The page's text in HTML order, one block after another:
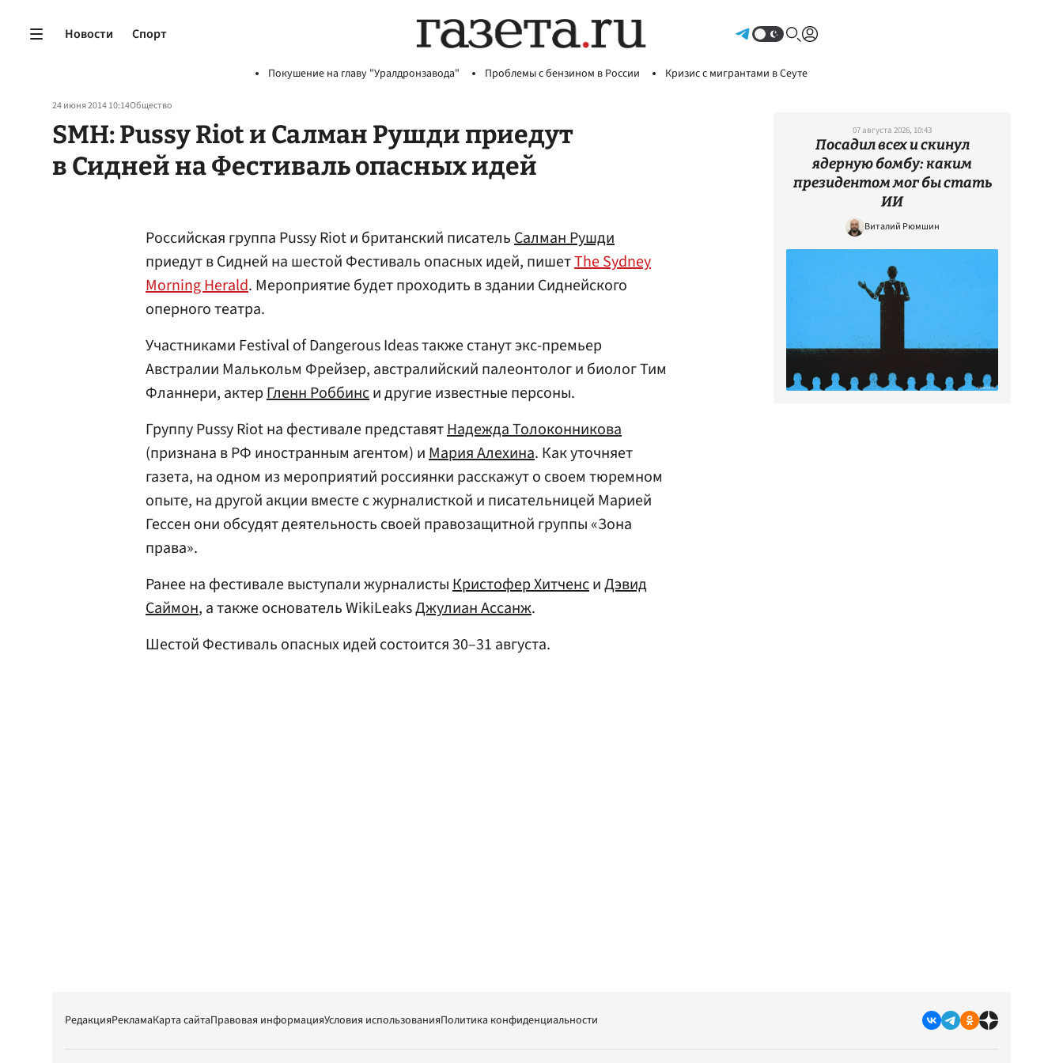
Новости Спорт
Покушение на главу "Уралдронзавода" Проблемы с бензином в России Кризис с мигрантами в Сеуте
24 июня 2014 10:14Общество
SMH: Pussy Riot и Салман Рушди приедут
в Сидней на Фестиваль опасных идей
Российская группа Pussy Riot и британский писательСалман Рушди
приедут в Сидней на шестой Фестиваль опасных идей, пишетThe Sydney
Morning Herald. Мероприятие будет проходить в здании Сиднейского
оперного театра.
Участниками Festival of Dangerous Ideas также станут экс-премьер
Австралии Малькольм Фрейзер, австралийский палеонтолог и биолог Тим
Фланнери, актерГленн Роббинси другие известные персоны.
Группу Pussy Riot на фестивале представятНадежда Толоконникова
(признана в РФ иностранным агентом) иМария Алехина. Как уточняет
газета, на одном из мероприятий россиянки расскажут о своем тюремном
опыте, на другой акции вместе с журналисткой и писательницей Марией
Гессен они обсудят деятельность своей правозащитной группы «Зона
права».
Ранее на фестивале выступали журналистыКристофер ХитченсиДэвид
Саймон, а также основатель WikiLeaksДжулиан Ассанж.
Шестой Фестиваль опасных идей состоится 30–31 августа.
07 августа 2026, 10:43
Посадил всех и скинул
ядерную бомбу: каким
президентом мог бы стать
ИИ
Виталий Рюмшин
РедакцияРекламаКарта сайтаПравовая информацияУсловия использованияПолитика конфиденциальности